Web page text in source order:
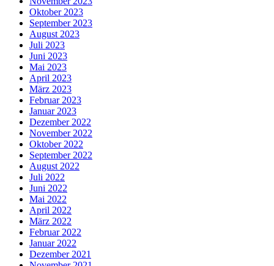
Oktober 2023
September 2023
August 2023
Juli 2023
Juni 2023
Mai 2023
April 2023
März 2023
Februar 2023
Januar 2023
Dezember 2022
November 2022
Oktober 2022
September 2022
August 2022
Juli 2022
Juni 2022
Mai 2022
April 2022
März 2022
Februar 2022
Januar 2022
Dezember 2021